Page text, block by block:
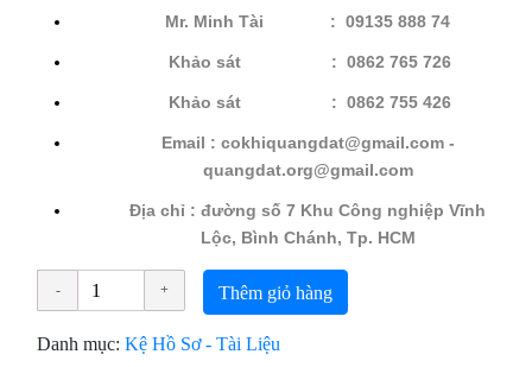
Mr. Minh Tài : 09135 888 74
Khảo sát : 0862 765 726
Khảo sát : 0862 755 426
Email : cokhiquangdat@gmail.com -
quangdat.org@gmail.com
Địa chỉ : đường số 7 Khu Công nghiệp Vĩnh
Lộc, Bình Chánh, Tp. HCM
Thêm giỏ hàng
Danh mục:Kệ Hồ Sơ - Tài Liệu